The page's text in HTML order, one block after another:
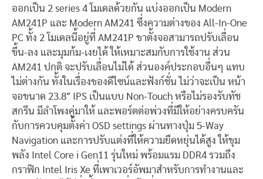
ออกเป็น 2 series 4 โมเดลด้วยกัน แบ่งออกเป็น Modern
AM241P และ Modern AM241 ซึ่งความต่างของ All-In-One
PC ทั้ง 2 โมเดลนี้อยู่ที่ AM241P ขาตั้งจอสามารถปรับเลื่อน
ขึ้น-ลง และมุมก้ม-เงยได้ ให้เหมาะสมกับการใช้งาน ส่วน
AM241 ปกติ จะปรับเลื่อนไม่ได้ ส่วนองค์ประกอบอื่นๆ แทบ
ไม่ต่างกัน ทั้งในเรื่องของดีไซน์และฟังก์ชั่น ไม่ว่าจะเป็น หน้า
จอขนาด 23.8″ IPS เป็นแบบ Non-Touch หรือไม่รองรับทัช
สกรีน มีลำโพงคู่มาให้ และพอร์ตต่อพ่วงที่มีให้อย่างครบครัน
กับการควบคุมตั้งค่า OSD settings ผ่านทางปุ่ม 5-Way
Navigation และการปรับแต่งที่ให้ความยืดหยุ่นได้สูง ให้ขุม
พลัง Intel Core i Gen11 รุ่นใหม่ พร้อมแรม DDR4 รวมถึง
กราฟิก Intel Iris Xe ที่เพาเวอร์อัพมาสำหรับการทำงานและ